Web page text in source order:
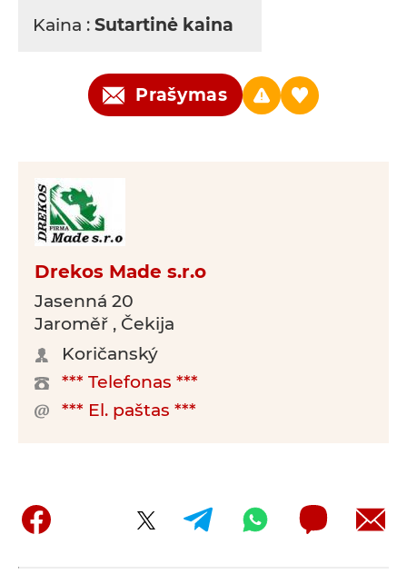
Kaina : Sutartinė kaina
Prašymas
Drekos Made s.r.o
Jasenná 20
Jaroměř , Čekija
Koričanský
*** Telefonas ***
*** El. paštas ***